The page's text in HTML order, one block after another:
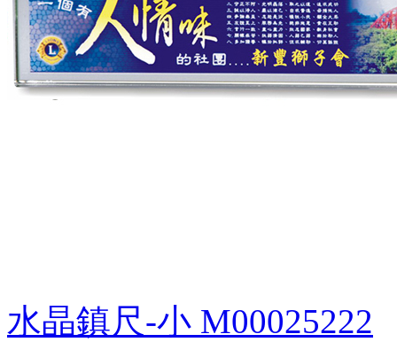
水晶鎮尺-小 M00025222